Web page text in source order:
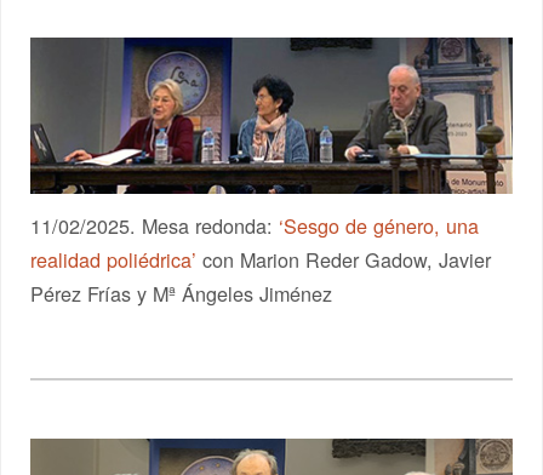
11/02/2025. Mesa redonda: ‘Sesgo de género, una
realidad poliédrica’ con Marion Reder Gadow, Javier
Pérez Frías y Mª Ángeles Jiménez